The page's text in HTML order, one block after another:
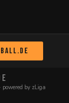
by zLiga